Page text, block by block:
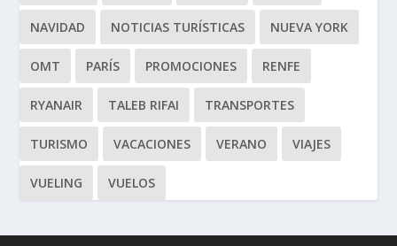
NAVIDAD NOTICIAS TURÍSTICAS NUEVA YORK
OMT PARÍS PROMOCIONES RENFE
RYANAIR TALEB RIFAI TRANSPORTES
TURISMO VACACIONES VERANO VIAJES
VUELING VUELOS